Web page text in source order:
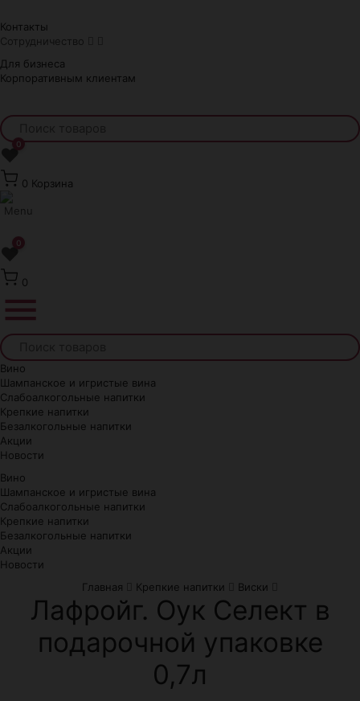
Контакты
Сотрудничество
Для бизнеса
Корпоративным клиентам
❤0
0 Корзина
❤0
0
Вино
Шампанское и игристые вина
Слабоалкогольные напитки
Крепкие напитки
Безалкогольные напитки
Акции
Новости
Вино
Шампанское и игристые вина
Слабоалкогольные напитки
Крепкие напитки
Безалкогольные напитки
Акции
Новости
Главная
Крепкие напитки Виски
Лафройг. Оук Селект в
подарочной упаковке
0,7л